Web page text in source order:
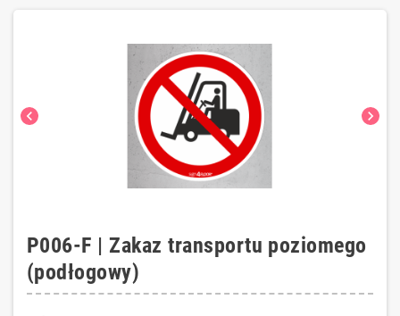
chevron_left chevron_right
P006-F | Zakaz transportu poziomego
(podłogowy)